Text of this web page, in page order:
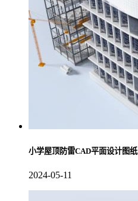
小学屋顶防雷CAD平面设计图纸
2024-05-11